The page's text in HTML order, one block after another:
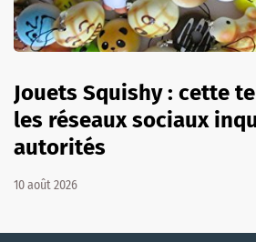
Jouets Squishy : cette
les réseaux sociaux
autorités
10 août 2026